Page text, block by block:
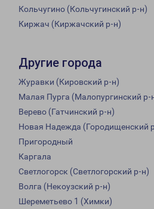
Кольчугино (Кольчугинский р-н)
Киржач (Киржачский р-н)
Другие города
Журавки (Кировский р-н)
Малая Пурга (Малопургинский р-
Верево (Гатчинский р-н)
Новая Надежда (Городищенский
Пригородный
Каргала
Светлогорск (Светлогорский р-н)
Волга (Некоузский р-н)
Шереметьево 1 (Химки)